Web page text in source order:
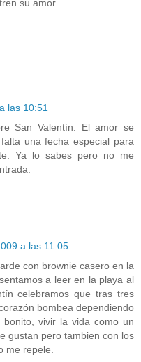
su amor.
las 10:51
San Valentín. El amor se
una fecha especial para
Ya lo sabes pero no me
a las 11:05
con brownie casero en la
a leer en la playa al
celebramos que tras tres
bombea dependiendo
vivir la vida como un
gustan pero tambien con los
me repele.